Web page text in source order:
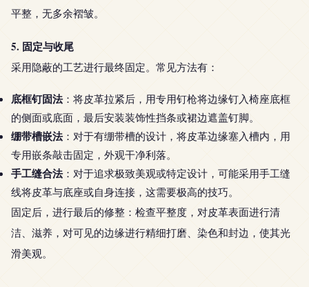
平整，无多余褶皱。
5. 固定与收尾
采用隐蔽的工艺进行最终固定。常见方法有：
底框钉固法：将皮革拉紧后，用专用钉枪将边缘钉入椅座底框
的侧面或底面，最后安装装饰性挡条或裙边遮盖钉脚。
绷带槽嵌法：对于有绷带槽的设计，将皮革边缘塞入槽内，用
专用嵌条敲击固定，外观干净利落。
手工缝合法：对于追求极致美观或特定设计，可能采用手工缝
线将皮革与底座或自身连接，这需要极高的技巧。
固定后，进行最后的修整：检查平整度，对皮革表面进行清
洁、滋养，对可见的边缘进行精细打磨、染色和封边，使其光
滑美观。